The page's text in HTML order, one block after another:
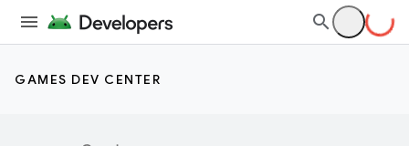
GAMES DEV CENTER